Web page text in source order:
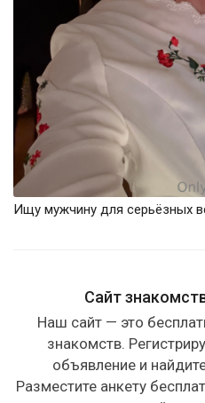
Ищу мужчину для серьёзных
Сайт
Наш сайт — это
знакомств.
объявление и
Разместите анкету